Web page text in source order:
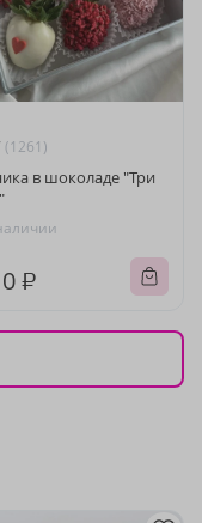
(1261)
в шоколаде "Три
₽